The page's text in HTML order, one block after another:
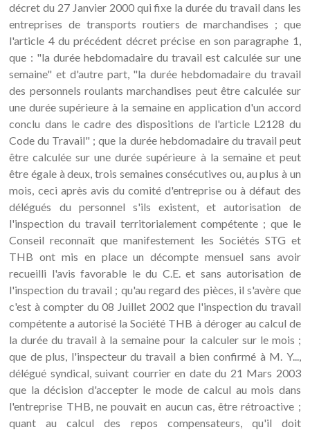
décret du 27 Janvier 2000 qui fixe la durée du travail dans les
entreprises de transports routiers de marchandises ; que
l'article 4 du précédent décret précise en son paragraphe 1,
que : "la durée hebdomadaire du travail est calculée sur une
semaine" et d'autre part, "la durée hebdomadaire du travail
des personnels roulants marchandises peut être calculée sur
une durée supérieure à la semaine en application d'un accord
conclu dans le cadre des dispositions de l'article L2128 du
Code du Travail" ; que la durée hebdomadaire du travail peut
être calculée sur une durée supérieure à la semaine et peut
être égale à deux, trois semaines consécutives ou, au plus à un
mois, ceci après avis du comité d'entreprise ou à défaut des
délégués du personnel s'ils existent, et autorisation de
l'inspection du travail territorialement compétente ; que le
Conseil reconnaît que manifestement les Sociétés STG et
THB ont mis en place un décompte mensuel sans avoir
recueilli l'avis favorable le du C.E. et sans autorisation de
l'inspection du travail ; qu'au regard des pièces, il s'avère que
c'est à compter du 08 Juillet 2002 que l'inspection du travail
compétente a autorisé la Société THB à déroger au calcul de
la durée du travail à la semaine pour la calculer sur le mois ;
que de plus, l'inspecteur du travail a bien confirmé à M. Y...,
délégué syndical, suivant courrier en date du 21 Mars 2003
que la décision d'accepter le mode de calcul au mois dans
l'entreprise THB, ne pouvait en aucun cas, être rétroactive ;
quant au calcul des repos compensateurs, qu'il doit